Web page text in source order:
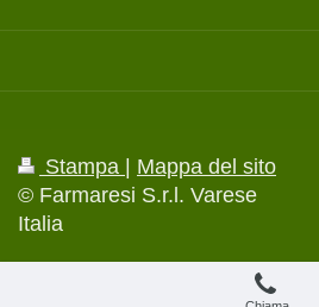
Stampa | Mappa del sito
© Farmaresi S.r.l. Varese
Italia